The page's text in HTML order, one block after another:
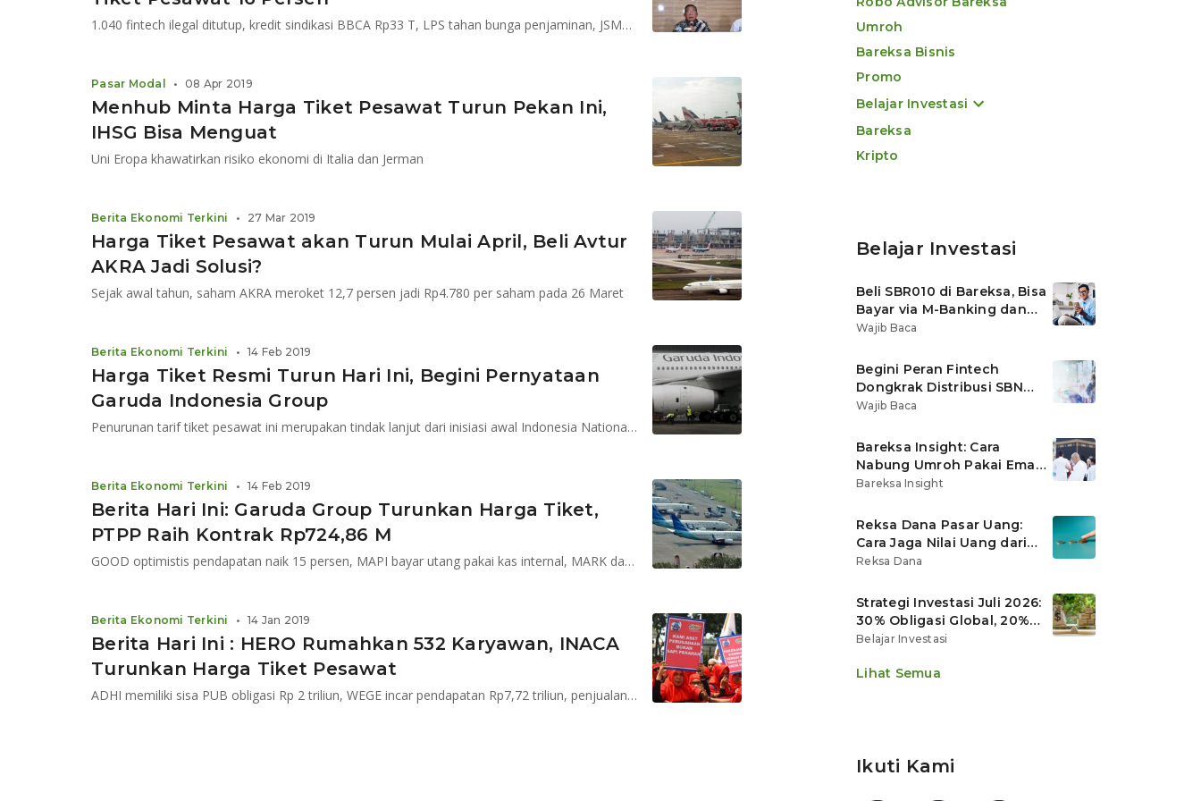
1.040 fintech ilegal ditutup, kredit sindikasi BBCA Rp33 T, LPS tahan bunga penjaminan, JSMR jadi pemegang saham LinkAja
Menhub Minta Harga Tiket Pesawat Turun Pekan Ini,
IHSG Bisa Menguat
Uni Eropa khawatirkan risiko ekonomi di Italia dan Jerman
Pasar Modal • 08 Apr 2019
Harga Tiket Pesawat akan Turun Mulai April, Beli Avtur
AKRA Jadi Solusi?
Sejak awal tahun, saham AKRA meroket 12,7 persen jadi Rp4.780 per saham pada 26 Maret
Berita Ekonomi Terkini • 27 Mar 2019
Harga Tiket Resmi Turun Hari Ini, Begini Pernyataan
Garuda Indonesia Group
Penurunan tarif tiket pesawat ini merupakan tindak lanjut dari inisiasi awal Indonesia National Air Carrier Association
Berita Ekonomi Terkini • 14 Feb 2019
Berita Hari Ini: Garuda Group Turunkan Harga Tiket,
PTPP Raih Kontrak Rp724,86 M
GOOD optimistis pendapatan naik 15 persen, MAPI bayar utang pakai kas internal, MARK dapat izin kawasan berikat
Berita Ekonomi Terkini • 14 Feb 2019
Berita Hari Ini : HERO Rumahkan 532 Karyawan, INACA
Turunkan Harga Tiket Pesawat
ADHI memiliki sisa PUB obligasi Rp 2 triliun, WEGE incar pendapatan Rp7,72 triliun, penjualan motor 2018 capai 6,38 juta
Berita Ekonomi Terkini • 14 Jan 2019
Umroh
Bareksa Bisnis
Promo
Belajar Investasi
Bareksa
Kripto
Belajar Investasi
Beli SBR010 di Bareksa, Bisa
Bayar via M-Banking dan
OVO di Tokopedia
Wajib Baca
Begini Peran Fintech
Dongkrak Distribusi SBN
Ritel
Wajib Baca
Bareksa Insight: Cara
Nabung Umroh Pakai Emas
Digital agar Nilainya
Bareksa Insight
Reksa Dana Pasar Uang:
Cara Jaga Nilai Uang dari
Gerusan Inflasi
Reksa Dana
Strategi Investasi Juli 2026:
30% Obligasi Global, 20%
Emas, Saham Ekspor Jadi
Belajar Investasi
Lihat Semua
Ikuti Kami